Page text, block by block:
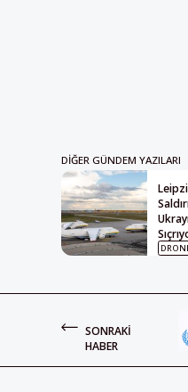
DIĞER GÜNDEM YAZILARI
SONRAKI
HABER